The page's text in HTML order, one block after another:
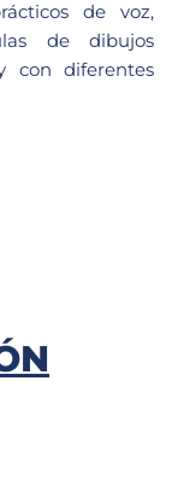
de voz,
de dibujos
con diferentes